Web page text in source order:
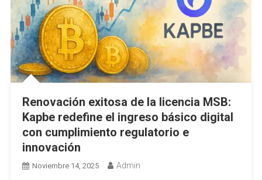
Renovación exitosa de la licencia MSB:
Kapbe redefine el ingreso básico digital
con cumplimiento regulatorio e
innovación
Noviembre 14, 2025 Admin